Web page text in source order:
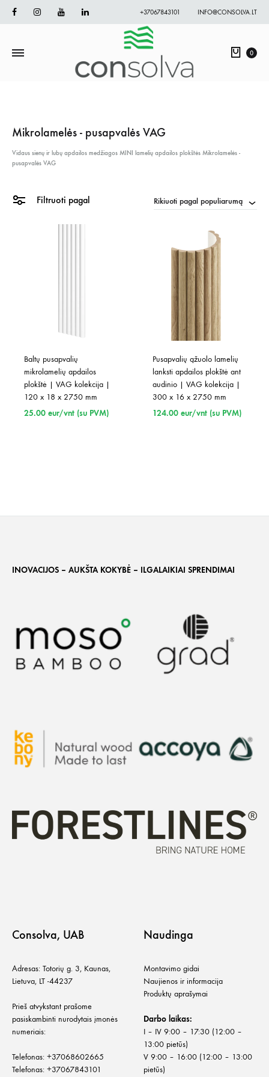
FacebookInstagramYoutubeLinkedin +37067843101 INFO@CONSOLVA.LT
0
Mikrolamelės - pusapvalės VAG
Vidaus sienų ir lubų apdailos medžiagos MINI lamelių apdailos plokštės Mikrolamelės -
pusapvalės VAG
Filtruoti pagal Rikiuoti pagal populiarumą
Baltų pusapvalių
mikrolamelių apdailos
plokštė | VAG kolekcija |
120 x 18 x 2750 mm
25.00 eur/vnt (su PVM)
Pusapvalių ąžuolo lamelių
lanksti apdailos plokštė ant
audinio | VAG kolekcija |
300 x 16 x 2750 mm
124.00 eur/vnt (su PVM)
INOVACIJOS – AUKŠTA KOKYBĖ – ILGALAIKIAI SPRENDIMAI
Consolva, UAB
Adresas: Totorių g. 3, Kaunas,
Lietuva, LT -44237
Prieš atvykstant prašome
pasiskambinti nurodytais įmonės
numeriais:
Telefonas: +37068602665
Telefonas: +37067843101
Naudinga
Montavimo gidai
Naujienos ir informacija
Produktų aprašymai
Darbo laikas:
I – IV 9:00 – 17:30 (12:00 –
13:00 pietūs)
V 9:00 – 16:00 (12:00 – 13:00
pietūs)